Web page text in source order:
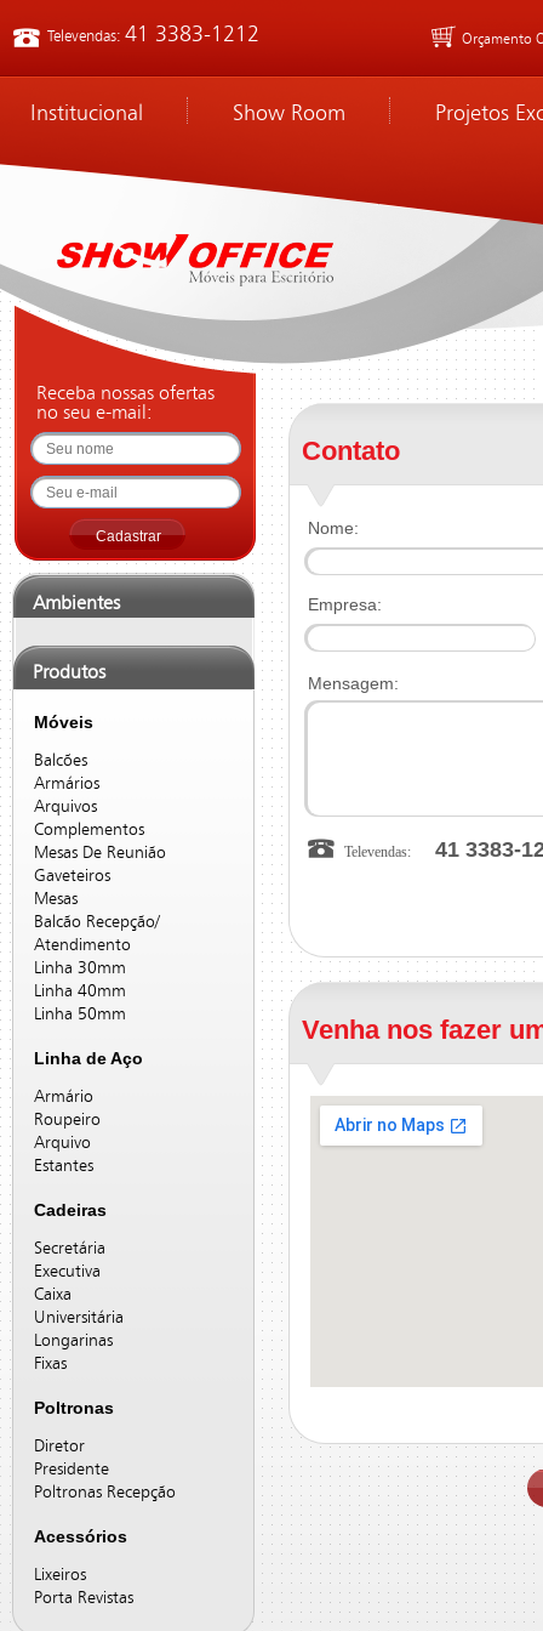
Televendas: 41 3383-1212 Orçamento
Institucional Show Room Projetos
Receba nossas ofertas
no seu e-mail:
Ambientes
Produtos
Móveis
Balcões
Armários
Arquivos
Complementos
Mesas De Reunião
Gaveteiros
Mesas
Balcão Recepção/
Atendimento
Linha 30mm
Linha 40mm
Linha 50mm
Linha de Aço
Armário
Roupeiro
Arquivo
Estantes
Cadeiras
Secretária
Executiva
Caixa
Universitária
Longarinas
Fixas
Poltronas
Diretor
Presidente
Poltronas Recepção
Acessórios
Lixeiros
Porta Revistas
Contato
Nome:
Empresa:
Mensagem:
Televendas: 41 3383-
Venha nos fazer